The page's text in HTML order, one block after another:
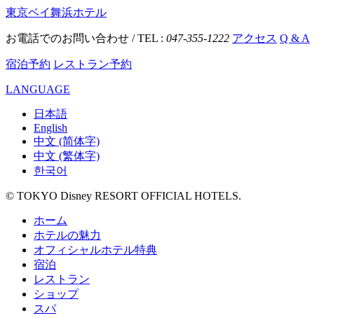
東京ベイ舞浜ホテル
お電話でのお問い合わせ / TEL : 047-355-1222 アクセス Q & A
宿泊予約 レストラン予約
LANGUAGE
日本語
English
中文 (简体字)
中文 (繁体字)
한국어
© TOKYO Disney RESORT OFFICIAL HOTELS.
ホーム
ホテルの魅力
オフィシャルホテル特典
宿泊
レストラン
ショップ
スパ